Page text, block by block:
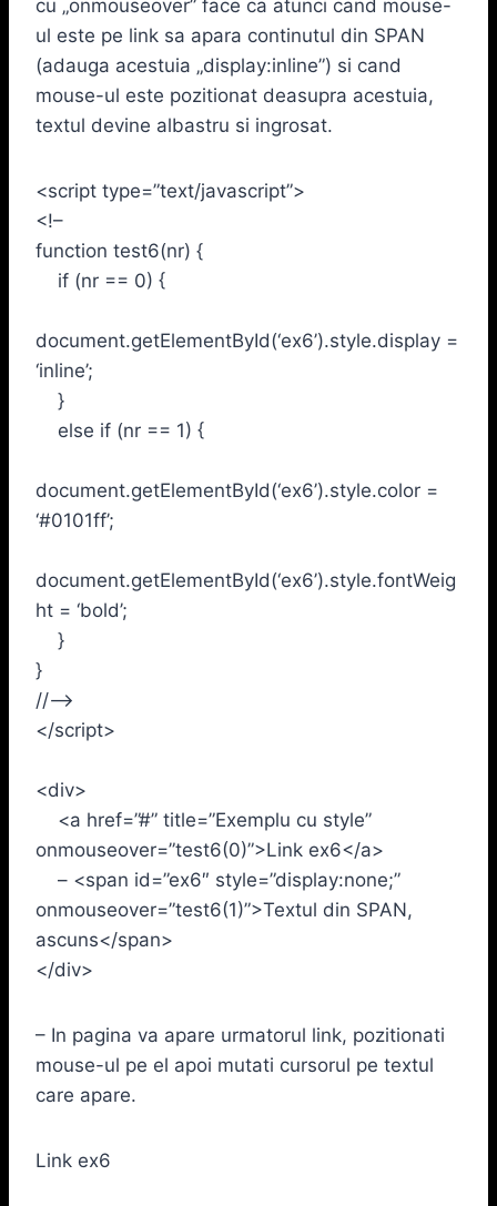
cu „onmouseover” face ca atunci cand mouse-
ul este pe link sa apara continutul din SPAN
(adauga acestuia „display:inline”) si cand
mouse-ul este pozitionat deasupra acestuia,
textul devine albastru si ingrosat.
<script type=”text/javascript”>
<!–
function test6(nr) {
if (nr == 0) {
document.getElementById(‘ex6’).style.display =
‘inline’;
}
else if (nr == 1) {
document.getElementById(‘ex6’).style.color =
‘#0101ff’;
document.getElementById(‘ex6’).style.fontWeig
ht = ‘bold’;
}
}
//–>
</script>
<div>
<a href=”#” title=”Exemplu cu style”
onmouseover=”test6(0)”>Link ex6</a>
– <span id=”ex6″ style=”display:none;”
onmouseover=”test6(1)”>Textul din SPAN,
ascuns</span>
</div>
– In pagina va apare urmatorul link, pozitionati
mouse-ul pe el apoi mutati cursorul pe textul
care apare.
Link ex6